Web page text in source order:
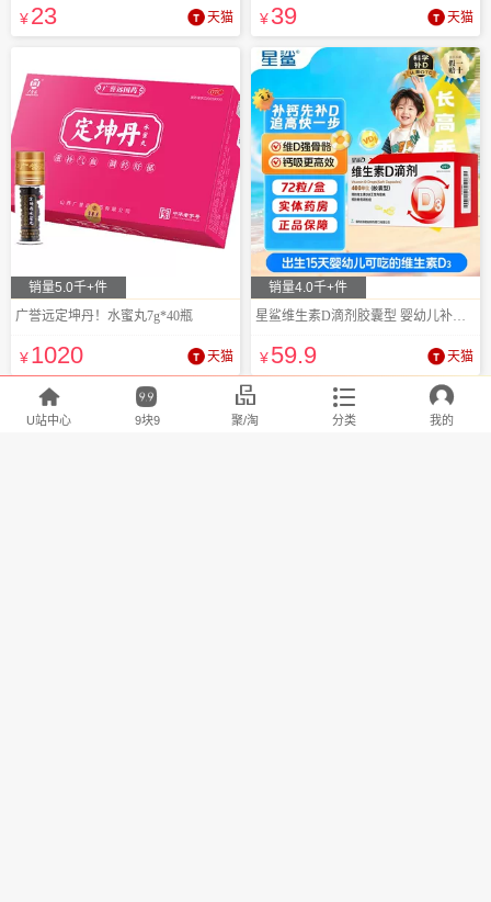
¥23 天猫 ¥39 天猫
销量5.0千+件
广誉远定坤丹！水蜜丸7g*40瓶
¥1020 天猫
销量4.0千+件
星鲨维生素D滴剂胶囊型 婴幼儿补钙防佝偻病
¥59.9 天猫

U站中心

9块9

聚/淘

分类

我的